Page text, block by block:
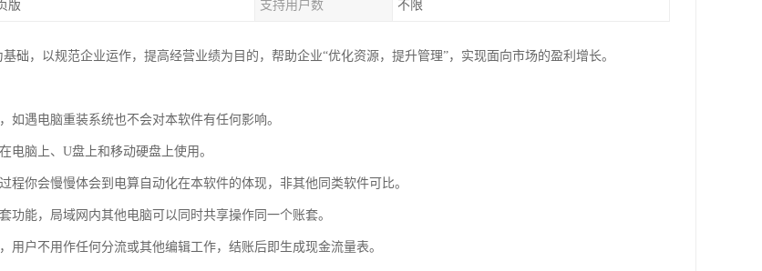
版 支持用户数 不限
础，以规范企业运作，提高经营业绩为目的，帮助企业“优化资源，提升管理”，实现面向市场的盈利增长。
如遇电脑重装系统也不会对本软件有任何影响。
电脑上、U盘上和移动硬盘上使用。
程你会慢慢体会到电算自动化在本软件的体现，非其他同类软件可比。
功能，局域网内其他电脑可以同时共享操作同一个账套。
用户不用作任何分流或其他编辑工作，结账后即生成现金流量表。